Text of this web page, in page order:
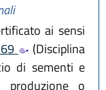
ai sensi
(Disciplina
di sementi e
produzione o